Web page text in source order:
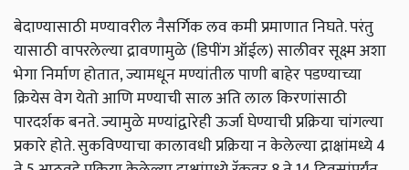
बेदाण्यासाठी मण्यावरील नैसर्गिक लव कमी प्रमाणात निघते. परंतु
यासाठी वापरलेल्या द्रावणामुळे (डिपींग ऑईल) सालीवर सूक्ष्म अशा
भेगा निर्माण होतात, ज्यामधून मण्यांतील पाणी बाहेर पडण्याच्या
क्रियेस वेग येतो आणि मण्याची साल अति लाल किरणांसाठी
पारदर्शक बनते. ज्यामुळे मण्यांद्वारेही ऊर्जा घेण्याची प्रक्रिया चांगल्या
प्रकारे होते. सुकविण्याचा कालावधी प्रक्रिया न केलेल्या द्राक्षांमध्ये 4